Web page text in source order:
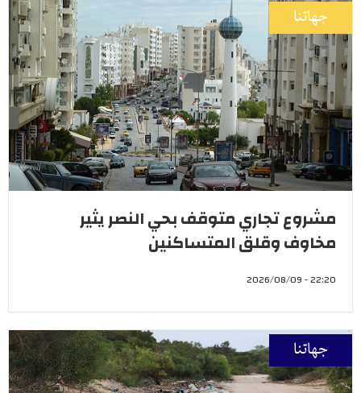
جهاتنا
مشروع تجاري متوقف بحي النصر يثير
مخاوف وقلق المتساكنين
22:20 - 2026/08/09
جهاتنا